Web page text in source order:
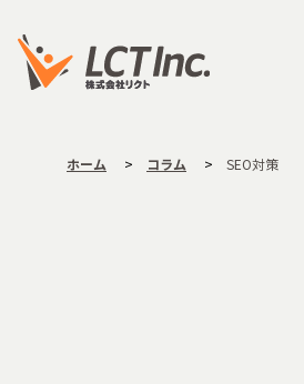
ホーム コラム SEO対策